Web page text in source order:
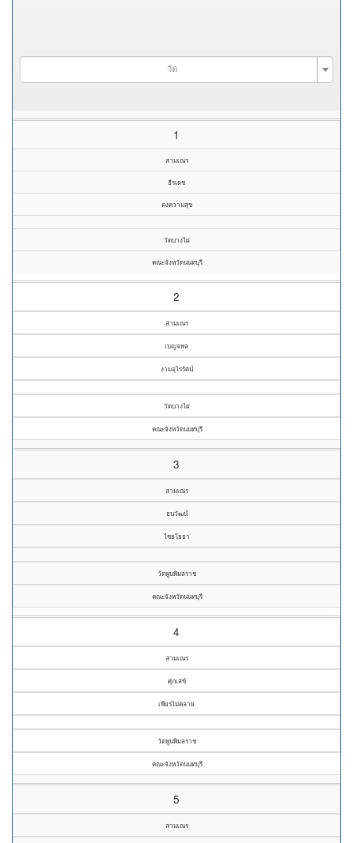
วัด
1
สามเณร
ธีรเดช
คงความสุข
วัดบางไผ่
คณะจังหวัดนนทบุรี
2
สามเณร
เบญจพล
งามอุไรรัตน์
วัดบางไผ่
คณะจังหวัดนนทบุรี
3
สามเณร
ธนวัฒน์
ไชยโยธา
วัดพูนพิมลราช
คณะจังหวัดนนทบุรี
4
สามเณร
ศุภเสข์
เพียรไม่คลาย
วัดพูนพิมลราช
คณะจังหวัดนนทบุรี
5
สามเณร